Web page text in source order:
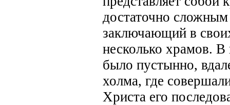
достаточно
заключающий в
несколько храмов. В
было пустынно,
холма, где
Христа его